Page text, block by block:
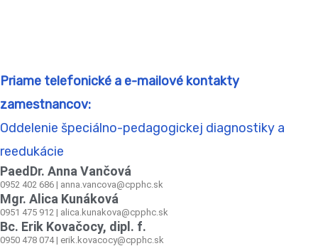
Priame telefonické a e-mailové kontakty
zamestnancov:
Oddelenie špeciálno-pedagogickej diagnostiky a
reedukácie
PaedDr. Anna Vančová
0952 402 686 | anna.vancova@cpphc.sk
Mgr. Alica Kunáková
0951 475 912 | alica.kunakova@cpphc.sk
Bc. Erik Kovačocy, dipl. f.
0950 478 074 | erik.kovacocy@cpphc.sk